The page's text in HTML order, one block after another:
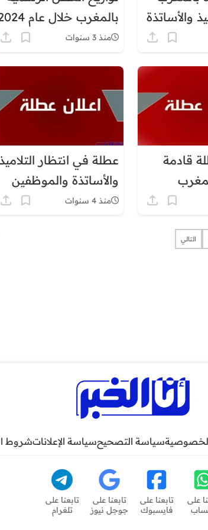
والأساتذة
بالمغرب خلال عام 2024
منذ 3 سنوات
قادمة
عطلة في انتظار التلاميذ
والأساتذة والموظفين
بالمغرب
منذ 4 سنوات
التالي
سياسة التصحيحسياسة الإعلاناتشروط
على
تابعنا على
فايسبوك
تابعنا على
جوجل نيوز
تابعنا على
تلغرام